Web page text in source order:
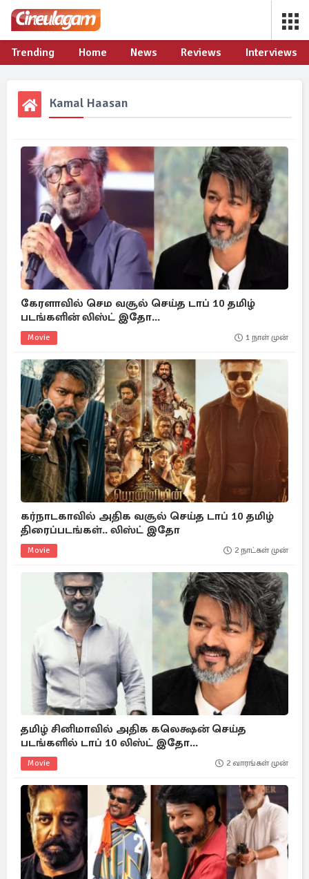
Trending Home News Reviews Interviews
Kamal Haasan
கேரளாவில் செம வசூல் செய்த டாப் 10 தமிழ்
படங்களின் லிஸ்ட் இதோ...
Movie 1 நாள் முன்
கர்நாடகாவில் அதிக வசூல் செய்த டாப் 10 தமிழ்
திரைப்படங்கள்.. லிஸ்ட் இதோ
Movie 2 நாட்கள் முன்
தமிழ் சினிமாவில் அதிக கலெக்ஷன் செய்த
படங்களில் டாப் 10 லிஸ்ட் இதோ...
Movie 2 வாரங்கள் முன்